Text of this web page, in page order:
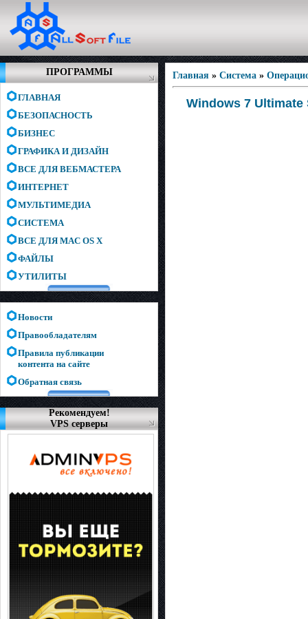
ПРОГРАММЫ
ГЛАВНАЯ
БЕЗОПАСНОСТЬ
БИЗНЕС
ГРАФИКА И ДИЗАЙН
ВСЕ ДЛЯ ВЕБМАСТЕРА
ИНТЕРНЕТ
МУЛЬТИМЕДИА
СИСТЕМА
ВСЕ ДЛЯ MAC OS X
ФАЙЛЫ
УТИЛИТЫ
Новости
Правообладателям
Правила публикации
контента на сайте
Обратная связь
Рекомендуем!
VPS серверы
Главная » Система »
Windows 7 Ultimate